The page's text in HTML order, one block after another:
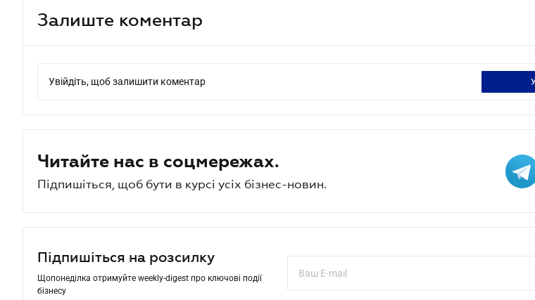
Залиште коментар
Увійдіть, щоб залишити коментар
Читайте нас в соцмережах.
Підпишіться, щоб бути в курсі усіх бізнес-новин.
Підпишіться на розсилку
Щопонеділка отримуйте weekly-digest про ключові події
бізнесу